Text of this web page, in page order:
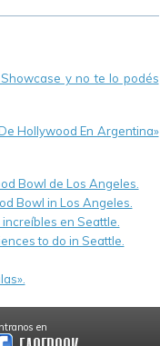
y no te lo podés
Hollywood En Argentina»
Bowl de Los Angeles.
Bowl in Los Angeles.
en Seattle.
to do in Seattle.
en